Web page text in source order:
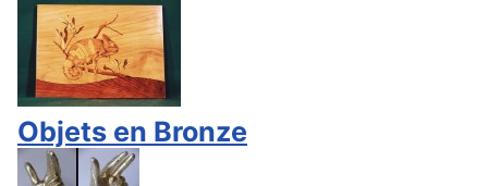
Objets en Bronze